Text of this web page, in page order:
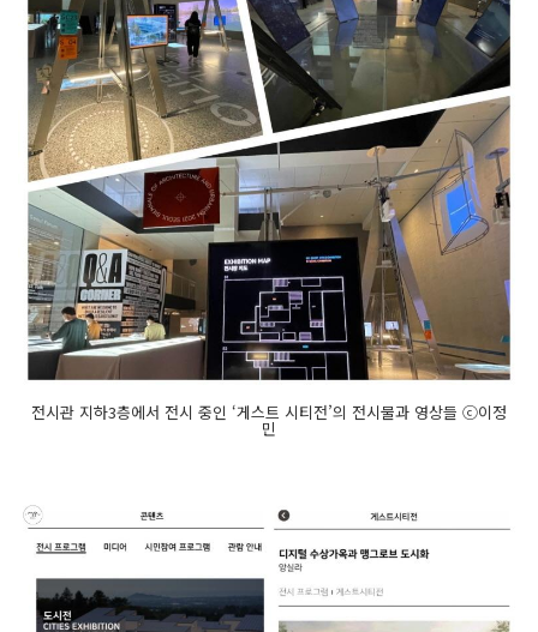
전시관 지하3층에서 전시 중인 ‘게스트 시티전’의 전시물과 영상들 ⓒ이정
민